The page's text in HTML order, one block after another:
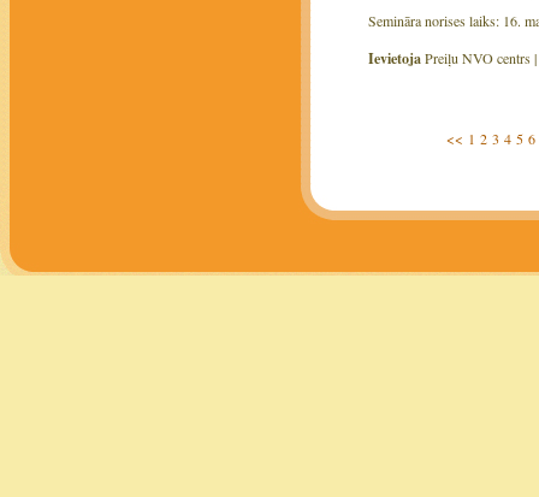
Semināra norises laiks: 16.
IevietojaPreiļu NVO centrs |
<< 1 2 3 4 5 6